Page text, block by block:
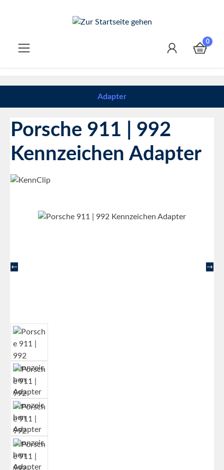
0
Adapter
Porsche 911 | 992
Kennzeichen Adapter
Bildergalerie überspringen